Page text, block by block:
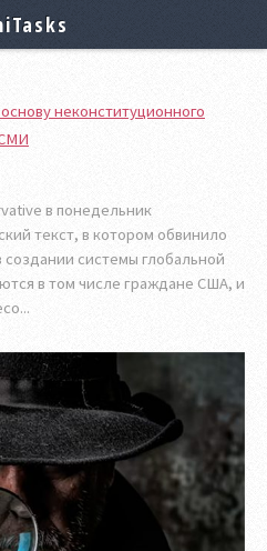
неконституционного
в понедельник
текст, в котором обвинило
системы глобальной
в том числе граждане США, и